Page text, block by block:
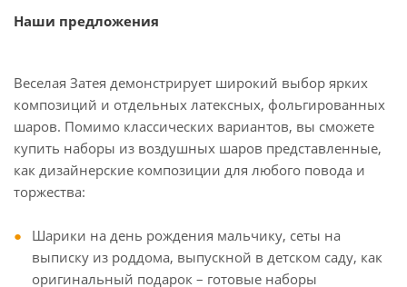
Наши предложения
Веселая Затея демонстрирует широкий выбор ярких
композиций и отдельных латексных, фольгированных
шаров. Помимо классических вариантов, вы сможете
купить наборы из воздушных шаров представленные,
как дизайнерские композиции для любого повода и
торжества:
Шарики на день рождения мальчику, сеты на
выписку из роддома, выпускной в детском саду, как
оригинальный подарок – готовые наборы